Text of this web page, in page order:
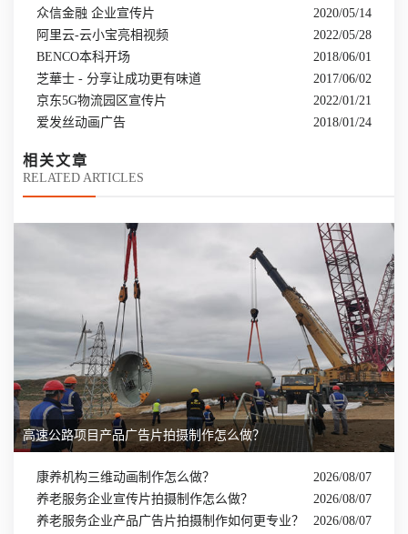
2020/05/14
众信金融 企业宣传片
2022/05/28
阿里云-云小宝亮相视频
2018/06/01
BENCO本科开场
2017/06/02
芝華士 - 分享让成功更有味道
2022/01/21
京东5G物流园区宣传片
2018/01/24
爱发丝动画广告
相关文章
RELATED ARTICLES
高速公路项目产品广告片拍摄制作怎么做？
2026/08/07
康养机构三维动画制作怎么做？
2026/08/07
养老服务企业宣传片拍摄制作怎么做？
2026/08/07
养老服务企业产品广告片拍摄制作如何更专业？